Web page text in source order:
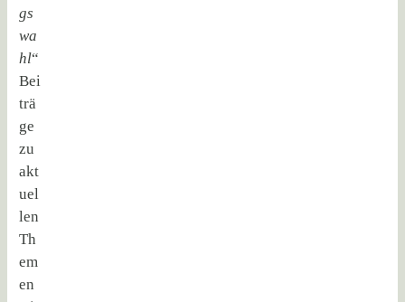
gs
wa
hl“
Bei
trä
ge
zu
akt
uel
len
Th
em
en